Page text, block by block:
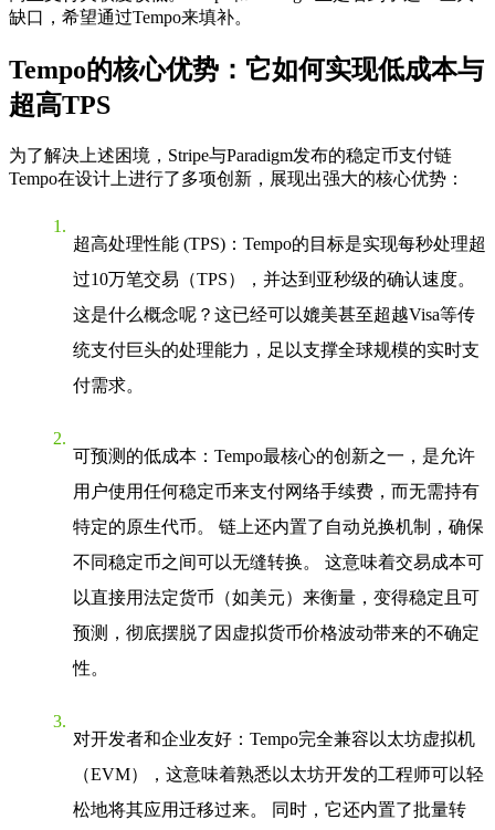
缺口，希望通过Tempo来填补。
Tempo的核心优势：它如何实现低成本与
超高TPS
为了解决上述困境，Stripe与Paradigm发布的稳定币支付链
Tempo在设计上进行了多项创新，展现出强大的核心优势：
超高处理性能 (TPS) ：Tempo的目标是实现每秒处理超
过10万笔交易（TPS），并达到亚秒级的确认速度。
这是什么概念呢？这已经可以媲美甚至超越Visa等传
统支付巨头的处理能力，足以支撑全球规模的实时支
付需求。
可预测的低成本 ：Tempo最核心的创新之一，是允许
用户使用任何稳定币来支付网络手续费，而无需持有
特定的原生代币。 链上还内置了自动兑换机制，确保
不同稳定币之间可以无缝转换。 这意味着交易成本可
以直接用法定货币（如美元）来衡量，变得稳定且可
预测，彻底摆脱了因虚拟货币价格波动带来的不确定
性。
对开发者和企业友好 ：Tempo完全兼容以太坊虚拟机
（EVM），这意味着熟悉以太坊开发的工程师可以轻
松地将其应用迁移过来。 同时，它还内置了批量转